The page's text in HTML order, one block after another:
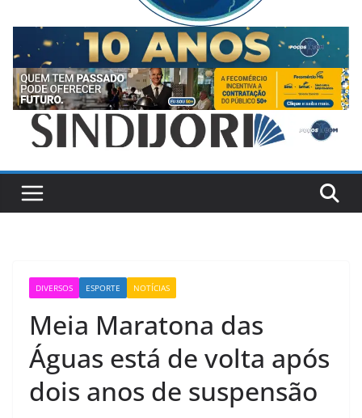
DIVERSOS ESPORTE NOTÍCIAS
Meia Maratona das
Águas está de volta após
dois anos de suspensão